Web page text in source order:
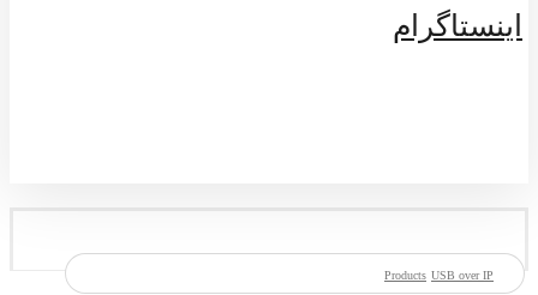
اینستاگرام
Products USB over IP